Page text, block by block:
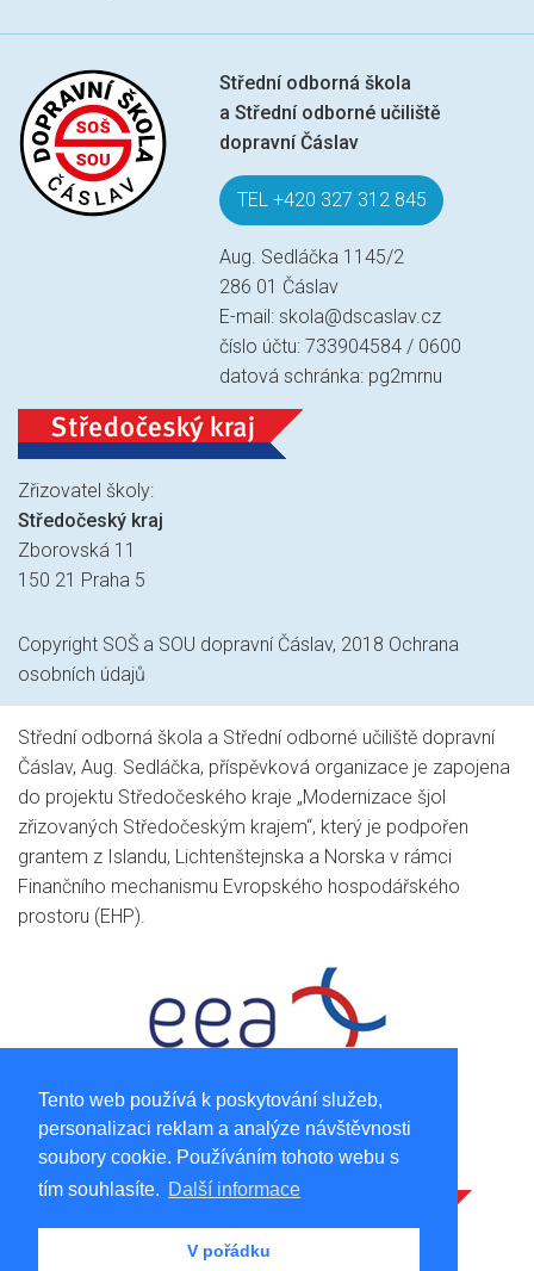
Tento web používá k poskytování služeb,
personalizaci reklam a analýze návštěvnosti
soubory cookie. Používáním tohoto webu s
tím souhlasíte. Další informace
V pořádku
Střední odborná škola
a Střední odborné učiliště
dopravní Čáslav
TEL +420 327 312 845
Aug. Sedláčka 1145/2
286 01 Čáslav
E-mail:skola@dscaslav.cz
číslo účtu: 733904584 / 0600
datová schránka: pg2mrnu
Zřizovatel školy:
Středočeský kraj
Zborovská 11
150 21 Praha 5
Copyright SOŠ a SOU dopravní Čáslav, 2018 Ochrana
osobních údajů
Střední odborná škola a Střední odborné učiliště dopravní
Čáslav, Aug. Sedláčka, příspěvková organizace je zapojena
do projektu Středočeského kraje „Modernizace šjol
zřizovaných Středočeským krajem“, který je podpořen
grantem z Islandu, Lichtenštejnska a Norska v rámci
Finančního mechanismu Evropského hospodářského
prostoru (EHP).